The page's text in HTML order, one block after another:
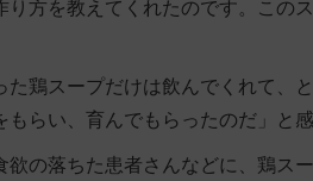
り方を教えてくれたのです。この
た鶏スープだけは飲んでくれて、
らい、育んでもらったのだ」と感
の落ちた患者さんなどに、鶏ス